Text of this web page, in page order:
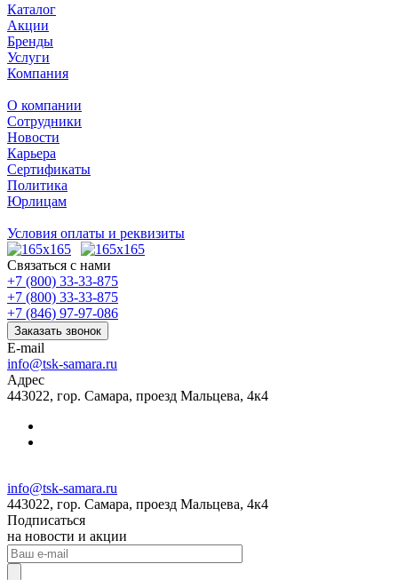
Каталог
Акции
Бренды
Услуги
Компания
О компании
Сотрудники
Новости
Карьера
Сертификаты
Политика
Юрлицам
Условия оплаты и реквизиты
Связаться с нами
+7 (800) 33-33-875
+7 (800) 33-33-875
+7 (846) 97-97-086
Заказать звонок
E-mail
info@tsk-samara.ru
Адрес
443022, гор. Самара, проезд Мальцева, 4к4
info@tsk-samara.ru
443022, гор. Самара, проезд Мальцева, 4к4
Подписаться
на новости и акции